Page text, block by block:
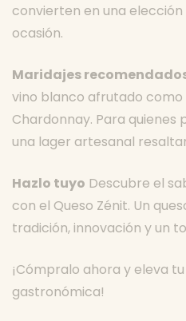
convierten en una
ocasión.
Maridajes
vino blanco afrutado como
Chardonnay. Para quienes
una lager artesanal
Hazlo tuyo Descubre el
con el Queso Zénit. Un
tradición, innovación y un
¡Cómpralo ahora y eleva
gastronómica!